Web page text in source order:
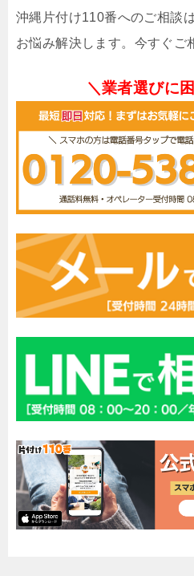
沖縄片付け110番へのご相談
お悩み解決します。今すぐご
＼業者選びに